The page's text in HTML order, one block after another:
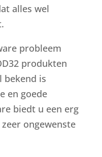
alles wel
probleem
produkten
bekend is
en goede
biedt u een erg
ongewenste